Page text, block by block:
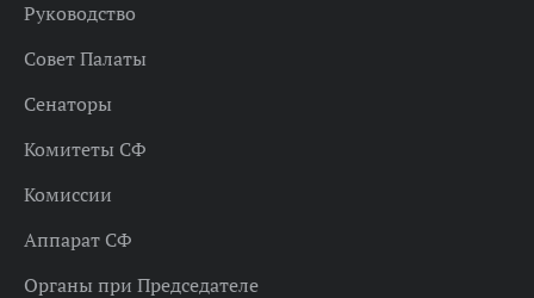
Руководство
Совет Палаты
Сенаторы
Комитеты СФ
Комиссии
Аппарат СФ
Органы при Председателе